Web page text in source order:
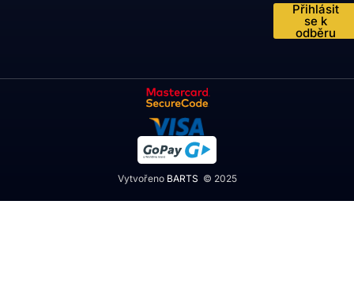
Přihlásit
se k
odběru
Vytvořeno BARTS © 2025